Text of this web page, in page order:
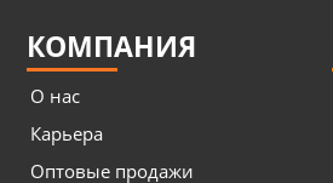
КОМПАНИЯ
О нас
Карьера
Оптовые продажи